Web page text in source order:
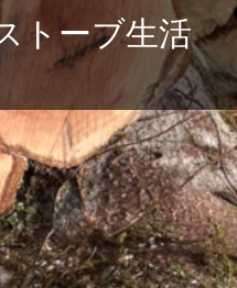
トーブ生活